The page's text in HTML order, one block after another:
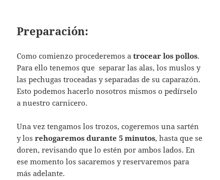
Preparación:
Como comienzo procederemos atrocear los pollos.
Para ello tenemos que separar las alas, los muslos y
las pechugas troceadas y separadas de su caparazón.
Esto podemos hacerlo nosotros mismos o pedírselo
a nuestro carnicero.
Una vez tengamos los trozos, cogeremos una sartén
y losrehogaremos durante 5 minutos, hasta que se
doren, revisando que lo estén por ambos lados. En
ese momento los sacaremos y reservaremos para
más adelante.